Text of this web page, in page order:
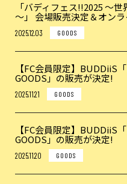
「バディフェス!!2025 ～
～」 会場販売決定＆オン
2025.12.03 GOODS
【FC会員限定】BUDDiiS
GOODS」の販売が決定!
2025.11.21 GOODS
【FC会員限定】BUDDiiS
GOODS」の販売が決定!
2025.11.20 GOODS